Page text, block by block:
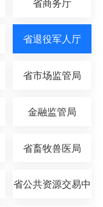
省退役军人厅
省市场监管局
金融监管局
省畜牧兽医局
省公共资源交易中